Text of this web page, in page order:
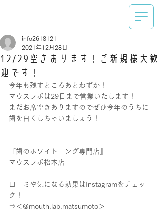
12/29空きあります！ご新規様大歓
迎です！
info2618121
2021年12月28日
今年も残すところあとわずか！
マウスラボは29日まで営業いたします！
まだお席空きありますのでぜひ今年のうちに
歯を白くしちゃいましょう！
『歯のホワイトニング専門店』
マウスラボ松本店
口コミや気になる効果はInstagramをチェッ
ク！
⇒＜@mouth.lab.matsumoto＞